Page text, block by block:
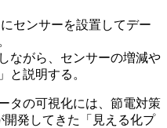
センサーを設置してデー
ながら、センサーの増減や
と説明する。
タの可視化には、節電対策
開発してきた「見える化プ